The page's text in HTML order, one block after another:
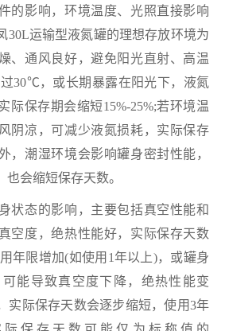
影响，环境温度、光照直接影响
30L运输型液氮罐的理想存放环境为
、通风良好，避免阳光直射、高温
30℃，或长期暴露在阳光下，液氮
际保存期会缩短15%-25%;若环境温
阴凉，可减少液氮损耗，实际保存
，潮湿环境会影响罐身密封性能，
会缩短保存天数。
态的影响，主要包括真空性能和
空度，绝热性能好，实际保存天数
年限增加(如使用1年以上)，或罐身
能导致真空度下降，绝热性能变
实际保存天数会逐步缩短，使用3年